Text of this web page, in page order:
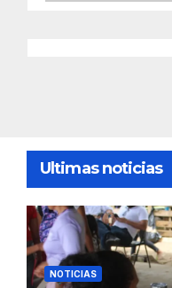
Ultimas noticias
NOTICIAS